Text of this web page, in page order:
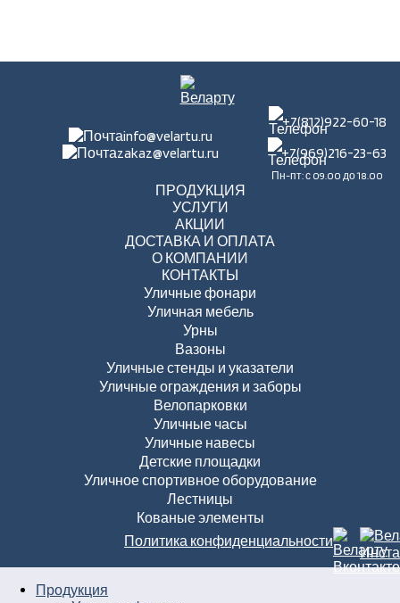
info@velartu.ru
zakaz@velartu.ru
+7(812)922-60-18
+7(969)216-23-63
Пн-пт: с 09.00 до 18.00
ПРОДУКЦИЯ
УСЛУГИ
АКЦИИ
ДОСТАВКА И ОПЛАТА
О КОМПАНИИ
КОНТАКТЫ
Уличные фонари
Уличная мебель
Урны
Вазоны
Уличные стенды и указатели
Уличные ограждения и заборы
Велопарковки
Уличные часы
Уличные навесы
Детские площадки
Уличное спортивное оборудование
Лестницы
Кованые элементы
Политика конфиденциальности
Продукция